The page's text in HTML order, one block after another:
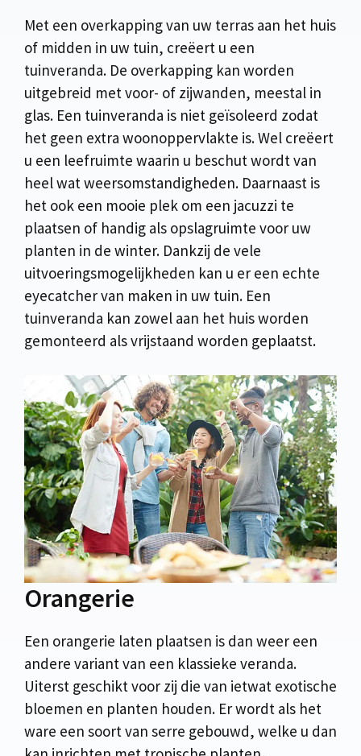
Met een overkapping van uw terras aan het huis
of midden in uw tuin, creëert u een
tuinveranda. De overkapping kan worden
uitgebreid met voor- of zijwanden, meestal in
glas. Een tuinveranda is niet geïsoleerd zodat
het geen extra woonoppervlakte is. Wel creëert
u een leefruimte waarin u beschut wordt van
heel wat weersomstandigheden. Daarnaast is
het ook een mooie plek om een jacuzzi te
plaatsen of handig als opslagruimte voor uw
planten in de winter. Dankzij de vele
uitvoeringsmogelijkheden kan u er een echte
eyecatcher van maken in uw tuin. Een
tuinveranda kan zowel aan het huis worden
gemonteerd als vrijstaand worden geplaatst.
Orangerie
Een orangerie laten plaatsen is dan weer een
andere variant van een klassieke veranda.
Uiterst geschikt voor zij die van ietwat exotische
bloemen en planten houden. Er wordt als het
ware een soort van serre gebouwd, welke u dan